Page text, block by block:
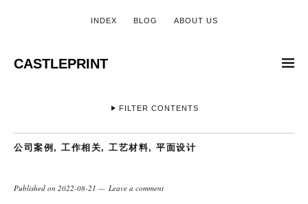
INDEX BLOG ABOUT US
CASTLEPRINT
FILTER CONTENTS
公司案例 , 工作相关, 工艺材料, 平面设计
Published on 2022-08-21 Leave a comment